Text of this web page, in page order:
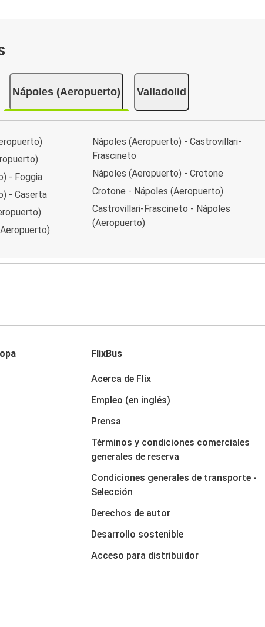
Nápoles (Aeropuerto) Valladolid
- Foggia
- Caserta
Nápoles (Aeropuerto) - Castrovillari-
Frascineto
Nápoles (Aeropuerto) - Crotone
Crotone - Nápoles (Aeropuerto)
Castrovillari-Frascineto - Nápoles
(Aeropuerto)
FlixBus
Acerca de Flix
Empleo (en inglés)
Prensa
Términos y condiciones comerciales
generales de reserva
Condiciones generales de transporte -
Selección
Derechos de autor
Desarrollo sostenible
Acceso para distribuidor